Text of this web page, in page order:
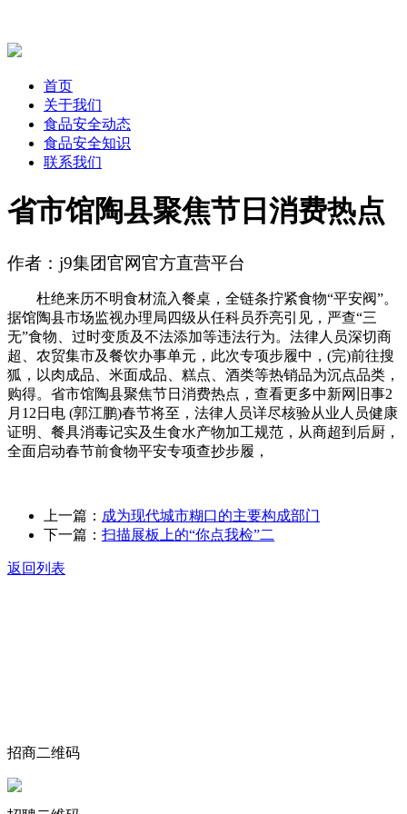
首页
关于我们
食品安全动态
食品安全知识
联系我们
省市馆陶县聚焦节日消费热点
作者：j9集团官网官方直营平台
杜绝来历不明食材流入餐桌，全链条拧紧食物“平安阀”。
据馆陶县市场监视办理局四级从任科员乔亮引见，严查“三
无”食物、过时变质及不法添加等违法行为。法律人员深切商
超、农贸集市及餐饮办事单元，此次专项步履中，(完)前往搜
狐，以肉成品、米面成品、糕点、酒类等热销品为沉点品类，
购得。省市馆陶县聚焦节日消费热点，查看更多中新网旧事2
月12日电 (郭江鹏)春节将至，法律人员详尽核验从业人员健康
证明、餐具消毒记实及生食水产物加工规范，从商超到后厨，
全面启动春节前食物平安专项查抄步履，
上一篇： 成为现代城市糊口的主要构成部门
下一篇： 扫描展板上的“你点我检”二
返回列表
招商二维码